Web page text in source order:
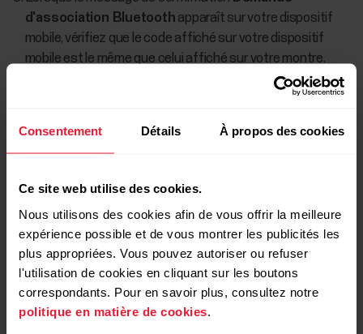
Consentement Détails À propos des cookies
Ce site web utilise des cookies.
Nous utilisons des cookies afin de vous offrir la meilleure
expérience possible et de vous montrer les publicités les
plus appropriées. Vous pouvez autoriser ou refuser
l'utilisation de cookies en cliquant sur les boutons
correspondants. Pour en savoir plus, consultez notre
politique en matière de cookies
d'association Bluetooth apparaît sur votre dispositif
mobile, vérifiez que le code affiché sur votre dispositif
mobile est le même que celui affiché sur votre montre.
Acceptez la demande d'association Bluetooth sur votre
terminéeapparaît.
Connectez-vous à votre compte Polar ou créez-en un
nouveau. Nous vous guiderons tout au long de la
connexion et de la configuration au sein de l'application.